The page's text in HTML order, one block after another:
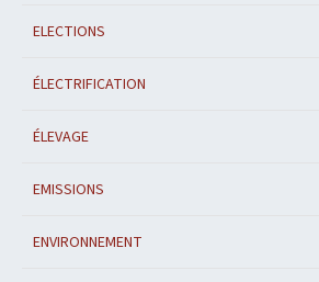
ELECTIONS
ÉLECTRIFICATION
ÉLEVAGE
EMISSIONS
ENVIRONNEMENT